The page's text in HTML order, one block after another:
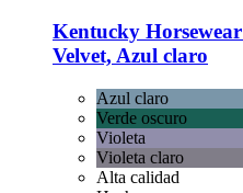
Kentucky Horsewear
Velvet, Azul claro
Azul claro
Verde oscuro
Violeta
Violeta claro
Alta calidad